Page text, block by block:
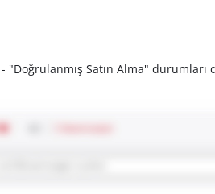
"Doğrulanmış Satın Alma"